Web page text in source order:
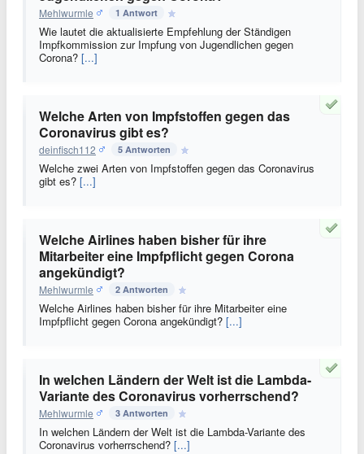
Mehlwurmle 1 Antwort
Wie lautet die aktualisierte Empfehlung der Ständigen
Impfkommission zur Impfung von Jugendlichen gegen
Corona? [...]
Welche Arten von Impfstoffen gegen das
Coronavirus gibt es?
deinfisch112 5 Antworten
Welche zwei Arten von Impfstoffen gegen das Coronavirus
gibt es? [...]
Welche Airlines haben bisher für ihre
Mitarbeiter eine Impfpflicht gegen Corona
angekündigt?
Mehlwurmle 2 Antworten
Welche Airlines haben bisher für ihre Mitarbeiter eine
Impfpflicht gegen Corona angekündigt? [...]
In welchen Ländern der Welt ist die Lambda-
Variante des Coronavirus vorherrschend?
Mehlwurmle 3 Antworten
In welchen Ländern der Welt ist die Lambda-Variante des
Coronavirus vorherrschend? [...]